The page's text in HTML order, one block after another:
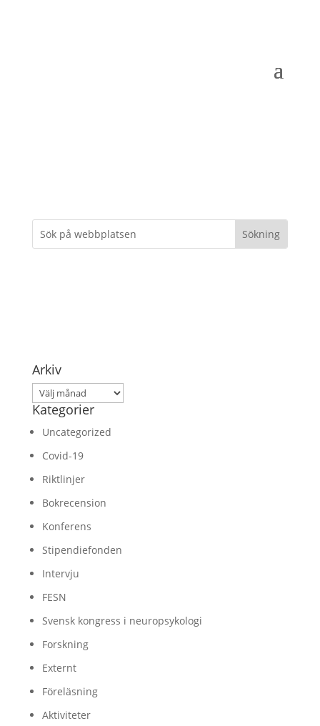
Arkiv
Arkiv
Kategorier
Uncategorized
Covid-19
Riktlinjer
Bokrecension
Konferens
Stipendiefonden
Intervju
FESN
Svensk kongress i neuropsykologi
Forskning
Externt
Föreläsning
Aktiviteter